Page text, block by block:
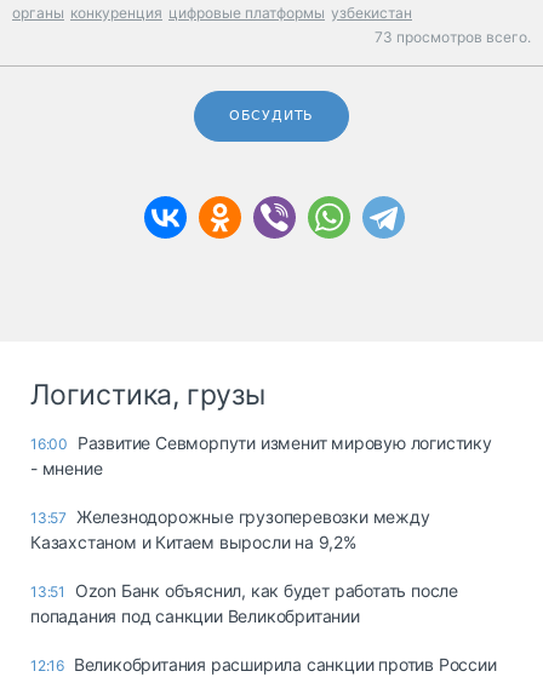
органы конкуренция цифровые платформы узбекистан
73 просмотров всего.
ОБСУДИТЬ
Логистика, грузы
16:00
Развитие Севморпути изменит мировую логистику
- мнение
13:57
Железнодорожные грузоперевозки между
Казахстаном и Китаем выросли на 9,2%
13:51
Ozon Банк объяснил, как будет работать после
попадания под санкции Великобритании
12:16 Великобритания расширила санкции против России